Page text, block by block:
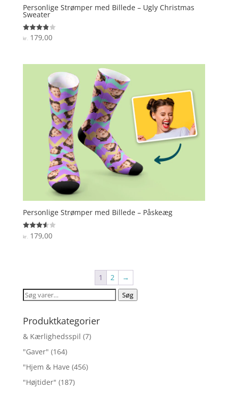
Personlige Strømper med Billede – Ugly Christmas
Sweater
Vurderet
3.9
kr.179,00
Personlige Strømper med Billede – Påskeæg
Vurderet
3.6
kr. 179,00
1 2
→
Søg
Søg
Produktkategorier
& Kærlighedsspil (7)
"Gaver" (164)
"Hjem & Have (456)
"Højtider" (187)